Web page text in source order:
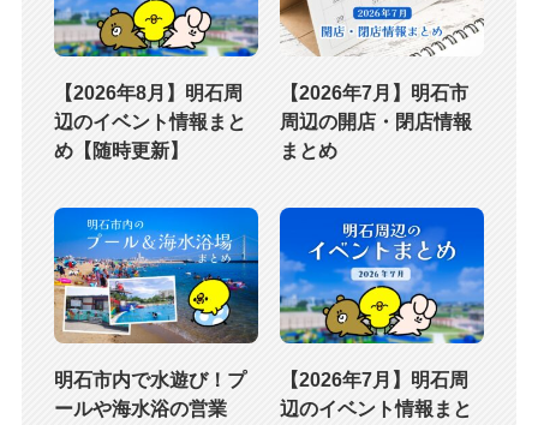
【2026年8月】明石周
辺のイベント情報まと
め【随時更新】
【2026年7月】明石市
周辺の開店・閉店情報
まとめ
明石市内で水遊び！プ
ールや海水浴の営業
【2026年7月】明石周
辺のイベント情報まと